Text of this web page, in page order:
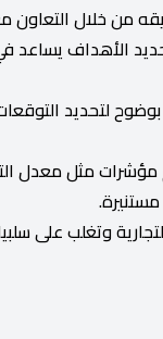
من خلال
الأهداف يساعد
لتحديد
مثل معدل
وتغلب على